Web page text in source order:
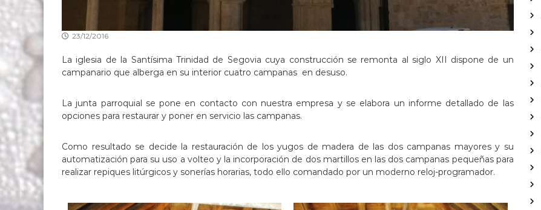
23/12/2016
La iglesia de la Santísima Trinidad de Segovia cuya construcción se remonta al siglo XII dispone de un
campanario que alberga en su interior cuatro campanas en desuso.
La junta parroquial se pone en contacto con nuestra empresa y se elabora un informe detallado de las
opciones para restaurar y poner en servicio las campanas.
Como resultado se decide la restauración de los yugos de madera de las dos campanas mayores y su
automatización para su uso a volteo y la incorporación de dos martillos en las dos campanas pequeñas para
realizar repiques litúrgicos y sonerías horarias, todo ello comandado por un moderno reloj-programador.